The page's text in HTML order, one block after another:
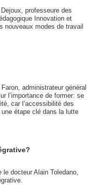
professeure des
Innovation et
nouveaux modes de travail
administrateur général
l’importance de former: se
car l’accessibilité des
étape clé dans la lutte
docteur Alain Toledano,